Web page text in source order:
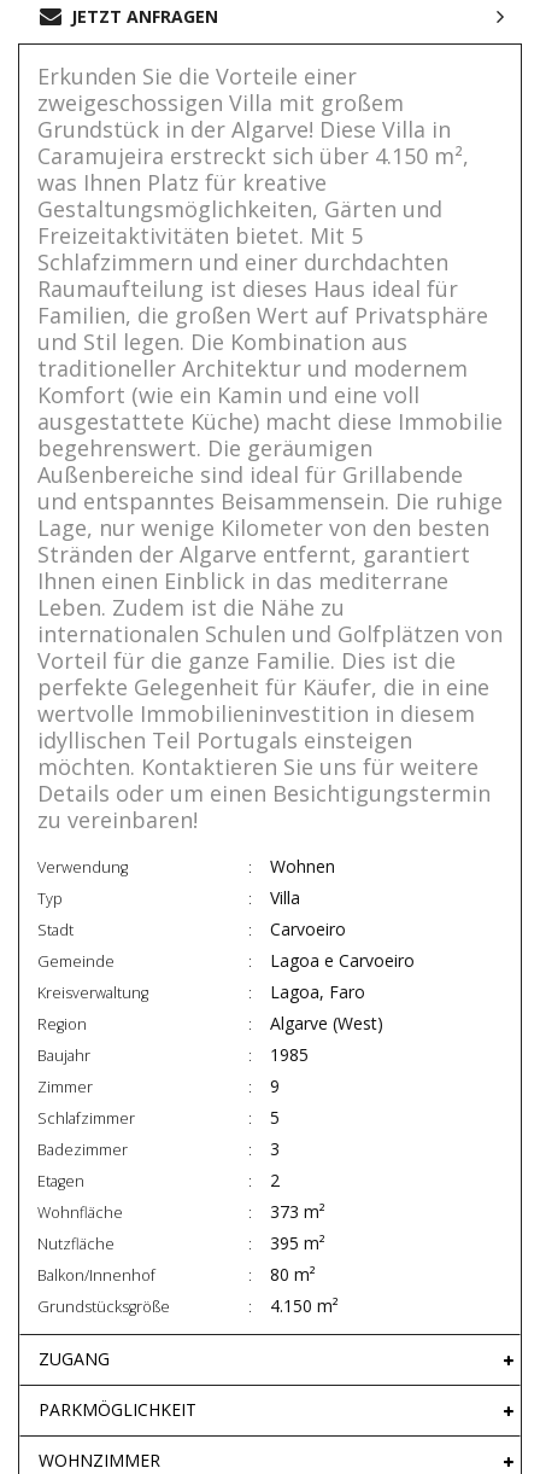
JETZT ANFRAGEN
Erkunden Sie die Vorteile einer
zweigeschossigen Villa mit großem
Grundstück in der Algarve! Diese Villa in
Caramujeira erstreckt sich über 4.150 m²,
was Ihnen Platz für kreative
Gestaltungsmöglichkeiten, Gärten und
Freizeitaktivitäten bietet. Mit 5
Schlafzimmern und einer durchdachten
Raumaufteilung ist dieses Haus ideal für
Familien, die großen Wert auf Privatsphäre
und Stil legen. Die Kombination aus
traditioneller Architektur und modernem
Komfort (wie ein Kamin und eine voll
ausgestattete Küche) macht diese Immobilie
begehrenswert. Die geräumigen
Außenbereiche sind ideal für Grillabende
und entspanntes Beisammensein. Die ruhige
Lage, nur wenige Kilometer von den besten
Stränden der Algarve entfernt, garantiert
Ihnen einen Einblick in das mediterrane
Leben. Zudem ist die Nähe zu
internationalen Schulen und Golfplätzen von
Vorteil für die ganze Familie. Dies ist die
perfekte Gelegenheit für Käufer, die in eine
wertvolle Immobilieninvestition in diesem
idyllischen Teil Portugals einsteigen
möchten. Kontaktieren Sie uns für weitere
Details oder um einen Besichtigungstermin
zu vereinbaren!
Verwendung Wohnen
Typ Villa
Stadt Carvoeiro
Gemeinde Lagoa e Carvoeiro
Kreisverwaltung Lagoa, Faro
Region Algarve (West)
Baujahr 1985
Zimmer 9
Schlafzimmer 5
Badezimmer 3
Etagen 2
Wohnfläche 373 m²
Nutzfläche 395 m²
Balkon/Innenhof 80 m²
Grundstücksgröße 4.150 m²
ZUGANG
PARKMÖGLICHKEIT
WOHNZIMMER